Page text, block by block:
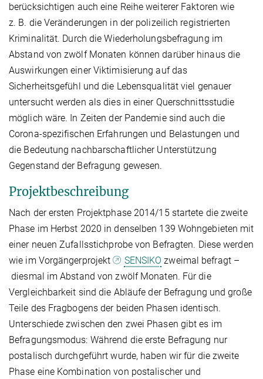
berücksichtigen auch eine Reihe weiterer Faktoren wie
z. B. die Veränderungen in der polizeilich registrierten
Kriminalität. Durch die Wiederholungsbefragung im
Abstand von zwölf Monaten können darüber hinaus die
Auswir­kun­gen einer Viktimisierung auf das
Sicherheitsgefühl und die Lebensqualität viel genauer
untersucht werden als dies in einer Querschnittsstudie
möglich wäre. In Zeiten der Pandemie sind auch die
Corona-spezifischen Erfahrungen und Belastungen und
die Bedeutung nachbarschaftlicher Unterstützung
Gegenstand der Befragung gewesen.
Pro­jekt­be­schrei­bung
Nach der ersten Projektphase 2014/15 startete die zweite
Phase im Herbst 2020 in denselben 139 Wohngebieten mit
einer neuen Zufallsstichprobe von Befragten. Diese werden
wie im Vorgängerprojekt
SENSIKO zweimal befragt –
diesmal im Abstand von zwölf Monaten. Für die
Vergleichbarkeit sind die Abläufe der Befragung und große
Teile des Fragbogens der beiden Phasen identisch.
Unterschiede zwischen den zwei Phasen gibt es im
Befragungsmodus: Während die erste Befragung nur
postalisch durchgeführt wurde, haben wir für die zweite
Phase eine Kombination von postalischer und